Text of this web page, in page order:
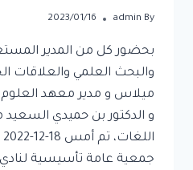
By
admin
2023/01/16
بحضور كل من المدير
والبحث العلمي والعلاقات
ميلاس و مدير معهد
و الدكتور بن حميدي السعيد